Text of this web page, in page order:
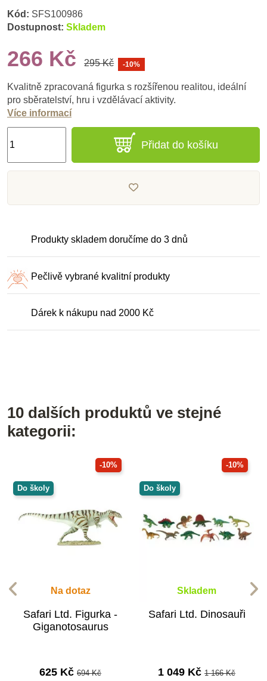
Kód: SFS100986
Dostupnost: Skladem
266 Kč 295 Kč -10%
Kvalitně zpracovaná figurka s rozšířenou realitou, ideální
pro sběratelství, hru i vzdělávací aktivity.
Více informací
Přidat do košíku
Produkty skladem doručíme do 3 dnů
Pečlivě vybrané kvalitní produkty
Dárek k nákupu nad 2000 Kč
10 dalších produktů ve stejné
kategorii:
-10%
Do školy
Na dotaz
Safari Ltd. Figurka -
Giganotosaurus
625 Kč 694 Kč
-10%
Do školy
Skladem
Safari Ltd. Dinosauři
1 049 Kč 1 166 Kč